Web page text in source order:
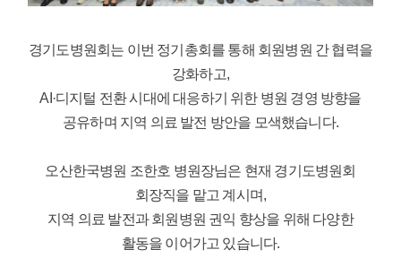
경기도병원회는 이번 정기총회를 통해 회원병원 간 협력을
강화하고,
AI·디지털 전환 시대에 대응하기 위한 병원 경영 방향을
공유하며 지역 의료 발전 방안을 모색했습니다.
오산한국병원 조한호 병원장님은 현재 경기도병원회
회장직을 맡고 계시며,
지역 의료 발전과 회원병원 권익 향상을 위해 다양한
활동을 이어가고 있습니다.